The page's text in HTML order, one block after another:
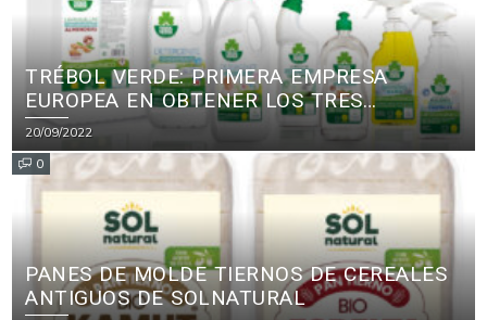
TRÉBOL VERDE: PRIMERA EMPRESA
EUROPEA EN OBTENER LOS TRES
PRINCIPALES CERTIFICADOS ECOLÓGICOS
PARA PRODUCTOS DE LIMPIEZA
20/09/2022
0
PANES DE MOLDE TIERNOS DE CEREALES
ANTIGUOS DE SOLNATURAL